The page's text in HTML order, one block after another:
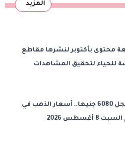
المزيد
محتوى بأكتوبر لنشرها مقاطع
للحياء لتحقيق المشاهدات
عيار 21 يسجل 6080 جنيها.. أسعار الذهب في
أغسطس 2026